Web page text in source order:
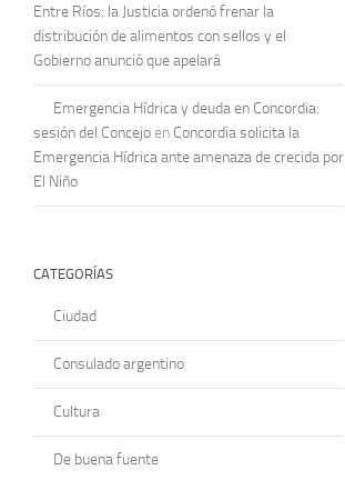
Entre Ríos: la Justicia ordenó frenar la
distribución de alimentos con sellos y el
Gobierno anunció que apelará
Emergencia Hídrica y deuda en Concordia:
sesión del Concejo en Concordia solicita la
Emergencia Hídrica ante amenaza de crecida por
El Niño
CATEGORÍAS
Ciudad
Consulado argentino
Cultura
De buena fuente